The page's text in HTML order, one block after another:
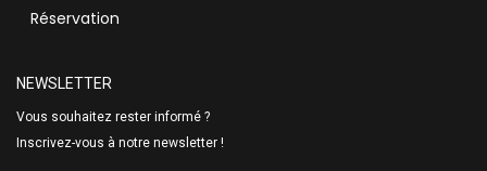
Réservation
NEWSLETTER
Vous souhaitez rester informé ?
Inscrivez-vous à notre newsletter !